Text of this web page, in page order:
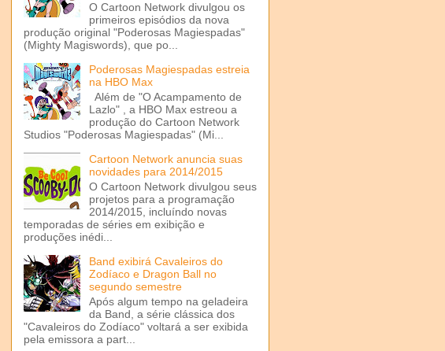
O Cartoon Network divulgou os
primeiros episódios da nova
produção original "Poderosas Magiespadas"
(Mighty Magiswords), que po...
Poderosas Magiespadas estreia
na HBO Max
Além de "O Acampamento de
Lazlo" , a HBO Max estreou a
produção do Cartoon Network
Studios "Poderosas Magiespadas" (Mi...
Cartoon Network anuncia suas
novidades para 2014/2015
O Cartoon Network divulgou seus
projetos para a programação
2014/2015, incluíndo novas
temporadas de séries em exibição e
produções inédi...
Band exibirá Cavaleiros do
Zodíaco e Dragon Ball no
segundo semestre
Após algum tempo na geladeira
da Band, a série clássica dos
"Cavaleiros do Zodíaco" voltará a ser exibida
pela emissora a part...